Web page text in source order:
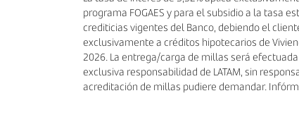
programa FOGAES y para el subsidio a la tasa
crediticias vigentes del Banco, debiendo el
exclusivamente a créditos hipotecarios de
2026. La entrega/carga de millas será
exclusiva responsabilidad de LATAM, sin
acreditación de millas pudiere demandar.